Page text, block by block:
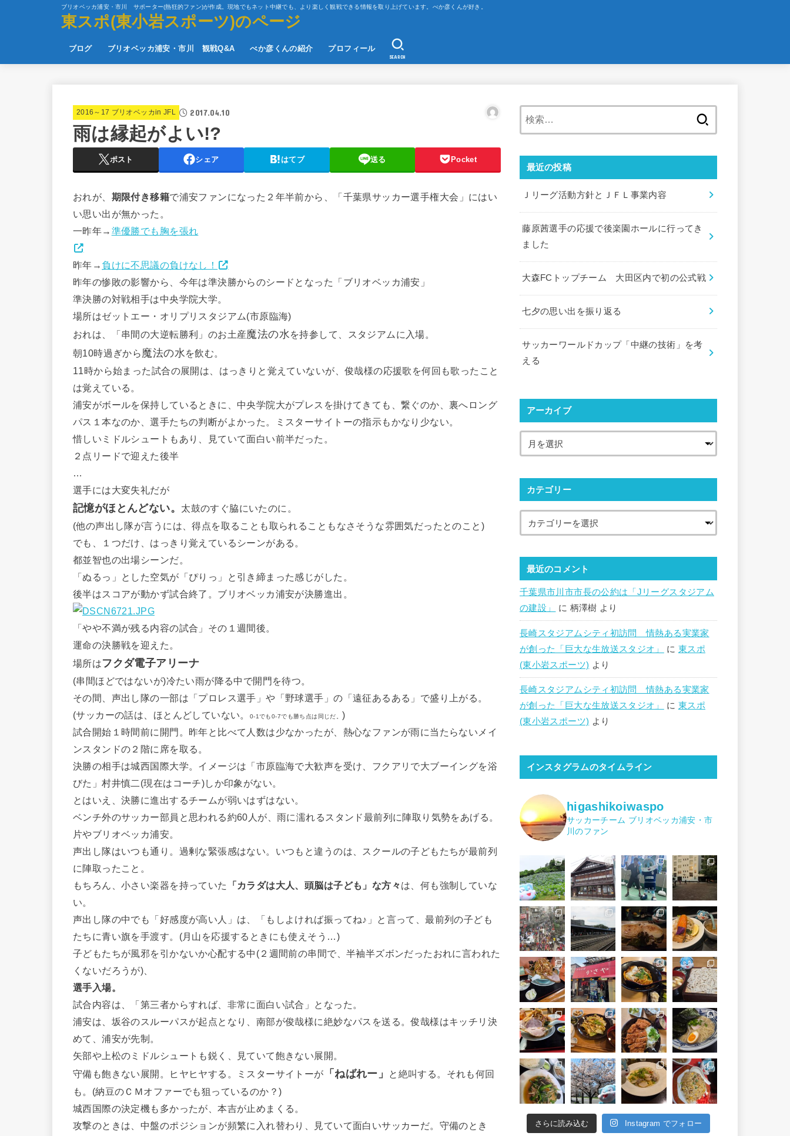
ブリオベッカ浦安・市川 サポーター(熱狂的ファン)が作成。現地でもネット中継でも、より楽しく観戦できる情報を取り上げています。べか彦くんが好き。
東スポ(東小岩スポーツ)のページ
ブログ ブリオベッカ浦安・市川 観戦Q&A べか彦くんの紹介 プロフィール
SEARCH
2016～17 ブリオベッカin JFL 2017.04.10
雨は縁起がよい!?
ポスト シェア はてブ 送る Pocket
おれが、 期限付き移籍で浦安ファンになった２年半前から、「千葉県サッカー選手権大会」にはい
い思い出が無かった。
一昨年→ 準優勝でも胸を張れ
昨年→ 負けに不思議の負けなし！
昨年の惨敗の影響から、今年は準決勝からのシードとなった「ブリオベッカ浦安」
準決勝の対戦相手は中央学院大学。
場所はゼットエー・オリプリスタジアム(市原臨海)
おれは、「串間の大逆転勝利」のお土産魔法の水を持参して、スタジアムに入場。
朝10時過ぎから 魔法の水を飲む。
11時から始まった試合の展開は、はっきりと覚えていないが、俊哉様の応援歌を何回も歌ったこと
は覚えている。
浦安がボールを保持しているときに、中央学院大がプレスを掛けてきても、繋ぐのか、裏へロング
パス１本なのか、選手たちの判断がよかった。ミスターサイトーの指示もかなり少ない。
惜しいミドルシュートもあり、見ていて面白い前半だった。
２点リードで迎えた後半
…
選手には大変失礼だが
記憶がほとんどない。
太鼓のすぐ脇にいたのに。
(他の声出し隊が言うには、得点を取ることも取られることもなさそうな雰囲気だったとのこと)
でも、１つだけ、はっきり覚えているシーンがある。
都並智也の出場シーンだ。
「ぬるっ」とした空気が「ぴりっ」と引き締まった感じがした。
後半はスコアが動かず試合終了。ブリオベッカ浦安が決勝進出。
「やや不満が残る内容の試合」その１週間後。
運命の決勝戦を迎えた。
場所はフクダ電子アリーナ
(串間ほどではないが)冷たい雨が降る中で開門を待つ。
その間、声出し隊の一部は「プロレス選手」や「野球選手」の「遠征あるある」で盛り上がる。
(サッカーの話は、ほとんどしていない。
0-1でも0-7でも勝ち点は同じだ。 )
試合開始１時間前に開門。昨年と比べて人数は少なかったが、熱心なファンが雨に当たらないメイ
ンスタンドの２階に席を取る。
決勝の相手は城西国際大学。イメージは「市原臨海で大歓声を受け、フクアリで大ブーイングを浴
びた」村井慎二(現在はコーチ)しか印象がない。
とはいえ、決勝に進出するチームが弱いはずはない。
ベンチ外のサッカー部員と思われる約60人が、雨に濡れるスタンド最前列に陣取り気勢をあげる。
片やブリオベッカ浦安。
声出し隊はいつも通り。過剰な緊張感はない。いつもと違うのは、スクールの子どもたちが最前列
に陣取ったこと。
もちろん、小さい楽器を持っていた
「カラダは大人、頭脳は子ども」な方々は、何も強制していな
い。
声出し隊の中でも「好感度が高い人」は、「もしよければ振ってね♪」と言って、最前列の子ども
たちに青い旗を手渡す。(月山を応援するときにも使えそう…)
子どもたちが風邪を引かないか心配する中(２週間前の串間で、半袖半ズボンだったおれに言われた
くないだろうが)、
選手入場。
試合内容は、「第三者からすれば、非常に面白い試合」となった。
浦安は、坂谷のスルーパスが起点となり、南部が俊哉様に絶妙なパスを送る。俊哉様はキッチリ決
めて、浦安が先制。
矢部や上松のミドルシュートも鋭く、見ていて飽きない展開。
守備も飽きない展開。ヒヤヒヤする。ミスターサイトーが 「ねばれー」
と絶叫する。それも何回
も。(納豆のＣＭオファーでも狙っているのか？)
城西国際の決定機も多かったが、本吉が止めまくる。
攻撃のときは、中盤のポジションが頻繁に入れ替わり、見ていて面白いサッカーだ。守備のとき
最近の投稿
Ｊリーグ活動方針とＪＦＬ事業内容
藤原茜選手の応援で後楽園ホールに行ってき
ました
大森FCトップチーム 大田区内で初の公式戦
七夕の思い出を振り返る
サッカーワールドカップ「中継の技術」を考
える
アーカイブ
カテゴリー
最近のコメント
千葉県市川市市長の公約は「Jリーグスタジアム
の建設」
に 柄澤樹 より
長崎スタジアムシティ初訪問 情熱ある実業家
が創った「巨大な生放送スタジオ」
に 東スポ
(東小岩スポーツ) より
長崎スタジアムシティ初訪問 情熱ある実業家
が創った「巨大な生放送スタジオ」
に 東スポ
(東小岩スポーツ) より
インスタグラムのタイムライン
higashikoiwaspo
サッカーチーム ブリオベッカ浦安・市
川のファン
さらに読み込む Instagram でフォロー